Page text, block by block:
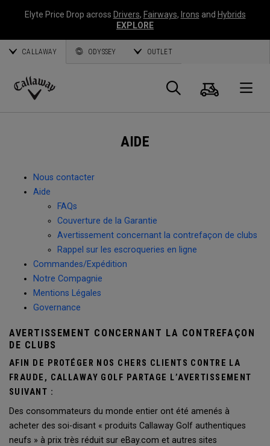
Elyte Price Drop across Drivers, Fairways, Irons and Hybrids
EXPLORE
CALLAWAY ODYSSEY OUTLET
Callaway
Panier
AIDE
Nous contacter
Aide
FAQs
Couverture de la Garantie
Avertissement concernant la contrefaçon de clubs
Rappel sur les escroqueries en ligne
Commandes/Expédition
Notre Compagnie
Mentions Légales
Governance
AVERTISSEMENT CONCERNANT LA CONTREFAÇON
DE CLUBS
AFIN DE PROTÉGER NOS CHERS CLIENTS CONTRE LA
FRAUDE, CALLAWAY GOLF PARTAGE L’AVERTISSEMENT
SUIVANT :
Des consommateurs du monde entier ont été amenés à
acheter des soi-disant « produits Callaway Golf authentiques
neufs » à prix très réduit sur eBay.com et autres sites